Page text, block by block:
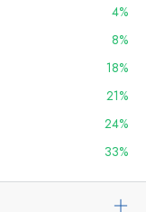
4%
8%
18%
21%
24%
33%